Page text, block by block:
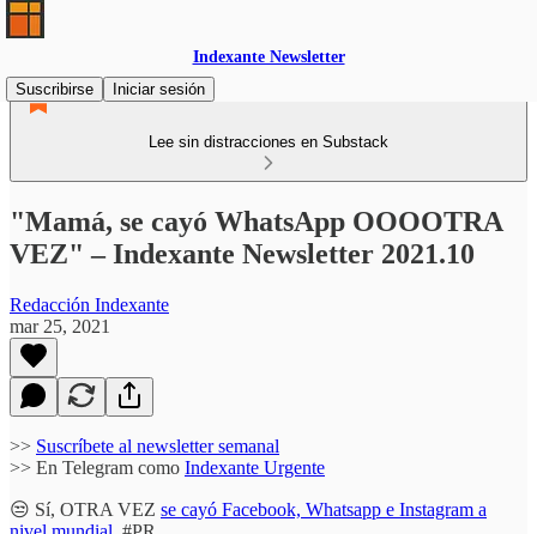
Indexante Newsletter
Suscribirse
Iniciar sesión
Lee sin distracciones en Substack
"Mamá, se cayó WhatsApp OOOOTRA
VEZ" – Indexante Newsletter 2021.10
Redacción Indexante
mar 25, 2021
>> Suscríbete al newsletter semanal
>> En Telegram como Indexante Urgente
😒 Sí, OTRA VEZ se cayó Facebook, Whatsapp e Instagram a